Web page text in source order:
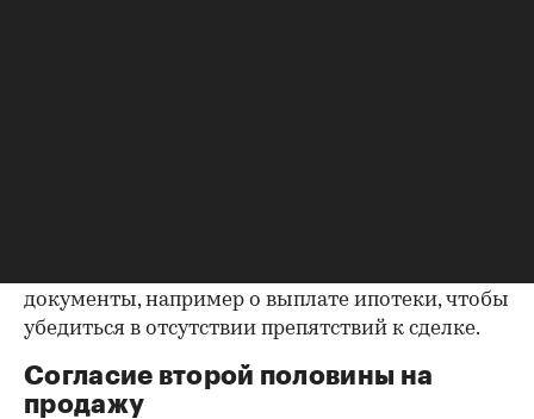
документы, например о выплате ипотеки, чтобы
убедиться в отсутствии препятствий к сделке.
Согласие второй половины на
продажу